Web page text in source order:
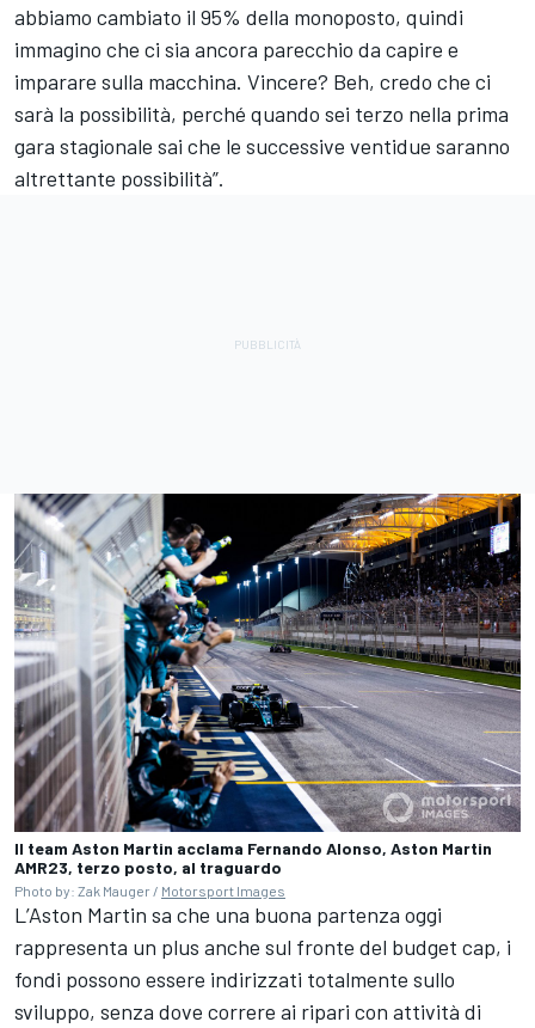
abbiamo cambiato il 95% della monoposto, quindi
immagino che ci sia ancora parecchio da capire e
imparare sulla macchina. Vincere? Beh, credo che ci
sarà la possibilità, perché quando sei terzo nella prima
gara stagionale sai che le successive ventidue saranno
altrettante possibilità”.
Il team Aston Martin acclama Fernando Alonso, Aston Martin
AMR23, terzo posto, al traguardo
Photo by: Zak Mauger / Motorsport Images
L’Aston Martin sa che una buona partenza oggi
rappresenta un plus anche sul fronte del budget cap, i
fondi possono essere indirizzati totalmente sullo
sviluppo, senza dove correre ai ripari con attività di